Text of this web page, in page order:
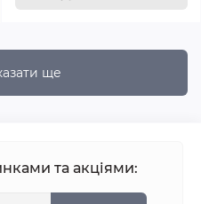
ще
та акціями: